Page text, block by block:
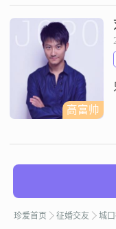
高富帅
珍爱首页 征婚交友 城